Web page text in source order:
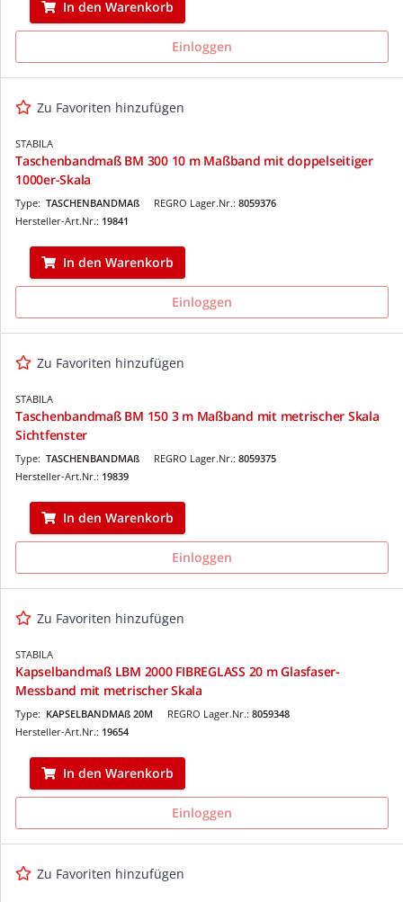
In den Warenkorb
Einloggen
Zu Favoriten hinzufügen
STABILA
Taschenbandmaß BM 300 10 m Maßband mit doppelseitiger
1000er-Skala
REGRO Lager.Nr.: 8059376
Type: TASCHENBANDMAß
Hersteller-Art.Nr.: 19841
In den Warenkorb
Einloggen
Zu Favoriten hinzufügen
STABILA
Taschenbandmaß BM 150 3 m Maßband mit metrischer Skala
Sichtfenster
REGRO Lager.Nr.: 8059375
Type: TASCHENBANDMAß
Hersteller-Art.Nr.: 19839
In den Warenkorb
Einloggen
Zu Favoriten hinzufügen
STABILA
Kapselbandmaß LBM 2000 FIBREGLASS 20 m Glasfaser-
Messband mit metrischer Skala
REGRO Lager.Nr.: 8059348
Type: KAPSELBANDMAß 20M
Hersteller-Art.Nr.: 19654
In den Warenkorb
Einloggen
Zu Favoriten hinzufügen